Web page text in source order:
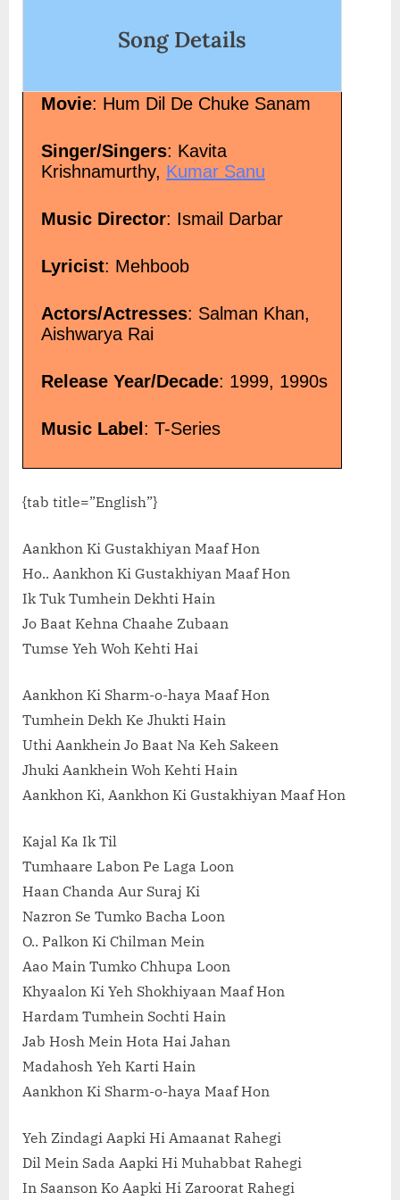
Hoon Deewana
Song Details
Movie: Hum Dil De Chuke Sanam
Singer/Singers: Kavita
Krishnamurthy, Kumar Sanu
Music Director: Ismail Darbar
Lyricist: Mehboob
Actors/Actresses: Salman Khan,
Aishwarya Rai
Release Year/Decade: 1999, 1990s
Music Label : T-Series
{tab title=”English”}
Aankhon Ki Gustakhiyan Maaf Hon
Ho.. Aankhon Ki Gustakhiyan Maaf Hon
Ik Tuk Tumhein Dekhti Hain
Jo Baat Kehna Chaahe Zubaan
Tumse Yeh Woh Kehti Hai
Aankhon Ki Sharm-o-haya Maaf Hon
Tumhein Dekh Ke Jhukti Hain
Uthi Aankhein Jo Baat Na Keh Sakeen
Jhuki Aankhein Woh Kehti Hain
Aankhon Ki, Aankhon Ki Gustakhiyan Maaf Hon
Kajal Ka Ik Til
Tumhaare Labon Pe Laga Loon
Haan Chanda Aur Suraj Ki
Nazron Se Tumko Bacha Loon
O.. Palkon Ki Chilman Mein
Aao Main Tumko Chhupa Loon
Khyaalon Ki Yeh Shokhiyaan Maaf Hon
Hardam Tumhein Sochti Hain
Jab Hosh Mein Hota Hai Jahan
Madahosh Yeh Karti Hain
Aankhon Ki Sharm-o-haya Maaf Hon
Yeh Zindagi Aapki Hi Amaanat Rahegi
Dil Mein Sada Aapki Hi Muhabbat Rahegi
In Saanson Ko Aapki Hi Zaroorat Rahegi